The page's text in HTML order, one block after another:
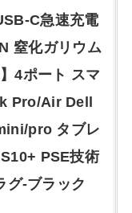
C急速充電
窒化ガリウム
4ポート スマ
Pro/Air Dell
pro タブレ
PSE技術
グ-ブラック